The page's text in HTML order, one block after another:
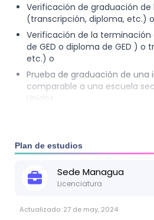
Verificación de graduación
(transcripción, diploma, etc.) o
Verificación de la terminación
de GED o diploma de GED ) o
etc.) o
Prueba de graduación de una
comparable a una escuela
Unidos.
Plan de estudios
Sede Managua
Licenciatura
Actualizado: 27 de may, 2024